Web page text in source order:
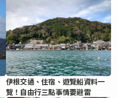
伊根交通、住宿、遊覽船資料一
覽！自由行三點事情要避雷